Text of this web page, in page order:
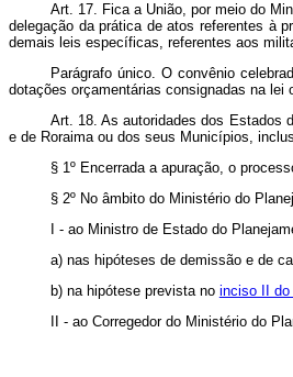
Art. 17. Fica a União, por meio do
delegação da prática de atos referentes à
demais leis específicas, referentes aos
Parágrafo único. O convênio
dotações orçamentárias consignadas na lei
Art. 18. As autoridades dos Estados
e de Roraima ou dos seus Municípios,
§ 1º Encerrada a apuração, o
§ 2º No âmbito do Ministério do
I - ao Ministro de Estado do
a) nas hipóteses de demissão e de
b) na hipótese prevista no inciso II do
II - ao Corregedor do Ministério do